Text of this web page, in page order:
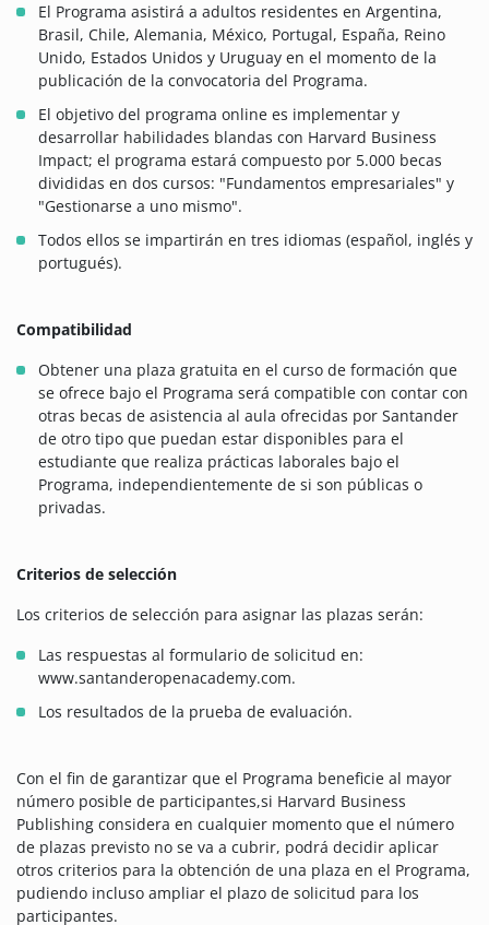
El Programa asistirá a adultos residentes en Argentina,
Brasil, Chile, Alemania, México, Portugal, España, Reino
Unido, Estados Unidos y Uruguay en el momento de la
publicación de la convocatoria del Programa.
El objetivo del programa online es implementar y
desarrollar habilidades blandas con Harvard Business
Impact; el programa estará compuesto por 5.000 becas
divididas en dos cursos: "Fundamentos empresariales" y
"Gestionarse a uno mismo".
Todos ellos se impartirán en tres idiomas (español, inglés y
portugués).
Compatibilidad
Obtener una plaza gratuita en el curso de formación que
se ofrece bajo el Programa será compatible con contar con
otras becas de asistencia al aula ofrecidas por Santander
de otro tipo que puedan estar disponibles para el
estudiante que realiza prácticas laborales bajo el
Programa, independientemente de si son públicas o
privadas.
Criterios de selección
Los criterios de selección para asignar las plazas serán:
Las respuestas al formulario de solicitud en:
www.santanderopenacademy.com.
Los resultados de la prueba de evaluación.
Con el fin de garantizar que el Programa beneficie al mayor
número posible de participantes,si Harvard Business
Publishing considera en cualquier momento que el número
de plazas previsto no se va a cubrir, podrá decidir aplicar
otros criterios para la obtención de una plaza en el Programa,
pudiendo incluso ampliar el plazo de solicitud para los
participantes.